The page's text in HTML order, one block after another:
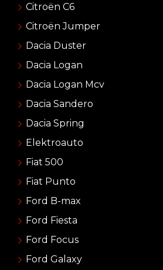
Citroën C6
Citroën Jumper
Dacia Duster
Dacia Logan
Dacia Logan Mcv
Dacia Sandero
Dacia Spring
Elektroauto
Fiat 500
Fiat Punto
Ford B-max
Ford Fiesta
Ford Focus
Ford Galaxy